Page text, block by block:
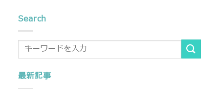
Search
最新記事